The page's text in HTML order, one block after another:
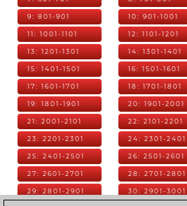
9: 801-901 10: 901-1001
11: 1001-1101 12: 1101-1201
13: 1201-1301 14: 1301-1401
15: 1401-1501 16: 1501-1601
17: 1601-1701 18: 1701-1801
19: 1801-1901 20: 1901-2001
21: 2001-2101 22: 2101-2201
23: 2201-2301 24: 2301-2401
25: 2401-2501 26: 2501-2601
27: 2601-2701 28: 2701-2801
29: 2801-2901 30: 2901-3001